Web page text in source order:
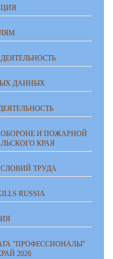
ДАННЫХ
И ПОЖАРНОЙ
КРАЯ
ТРУДА
RUSSIA
"ПРОФЕССИОНАЛЫ"
2026